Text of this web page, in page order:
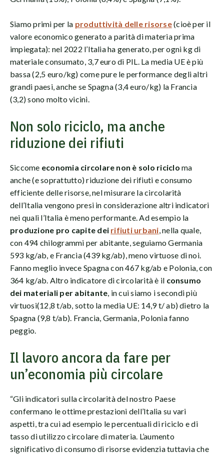
Siamo primi per la produttività delle risorse(cioè per il
valore economico generato a parità di materia prima
impiegata): nel 2022 l’Italia ha generato, per ogni kg di
materiale consumato, 3,7 euro di PIL. La media UE è più
bassa (2,5 euro/kg) come pure le performance degli altri
grandi paesi, anche se Spagna (3,4 euro/kg) la Francia
(3,2) sono molto vicini.
Non solo riciclo, ma anche
riduzione dei rifiuti
Siccome economia circolare non è solo riciclo ma
anche (e soprattutto) riduzione dei rifiuti e consumo
efficiente delle risorse, nel misurare la circolarità
dell’Italia vengono presi in considerazione altri indicatori
nei quali l’Italia è meno performante. Ad esempio la
produzione pro capite dei rifiuti urbani, nella quale,
con 494 chilogrammi per abitante, seguiamo Germania
593 kg/ab, e Francia (439 kg/ab), meno virtuose di noi.
Fanno meglio invece Spagna con 467 kg/ab e Polonia, con
364 kg/ab. Altro indicatore di circolarità è il consumo
dei materiali per abitante, in cui siamo i secondi più
virtuosi(12,8 t/ab, sotto la media UE: 14,9 t/ ab) dietro la
Spagna (9,8 t/ab). Francia, Germania, Polonia fanno
peggio.
Il lavoro ancora da fare per
un’economia più circolare
“Gli indicatori sulla circolarità del nostro Paese
confermano le ottime prestazioni dell’Italia su vari
aspetti, tra cui ad esempio le percentuali di riciclo e di
tasso di utilizzo circolare di materia. L’aumento
significativo di consumo di risorse evidenzia tuttavia che